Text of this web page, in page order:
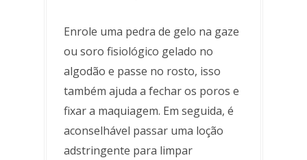
Enrole uma pedra de gelo na gaze
ou soro fisiológico gelado no
algodão e passe no rosto, isso
também ajuda a fechar os poros e
fixar a maquiagem. Em seguida, é
aconselhável passar uma loção
adstringente para limpar